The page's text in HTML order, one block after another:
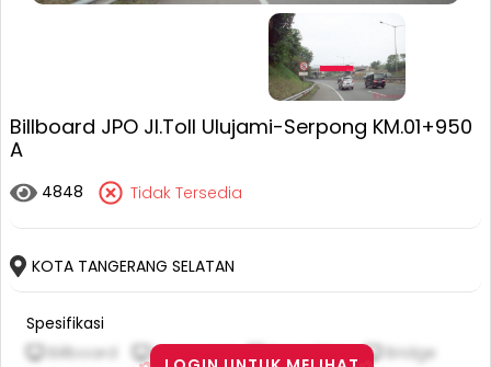
Billboard JPO Jl.Toll Ulujami-Serpong KM.01+950
A
4848 Tidak Tersedia
KOTA TANGERANG SELATAN
Spesifikasi
Billboard
Horizontal
Bridge